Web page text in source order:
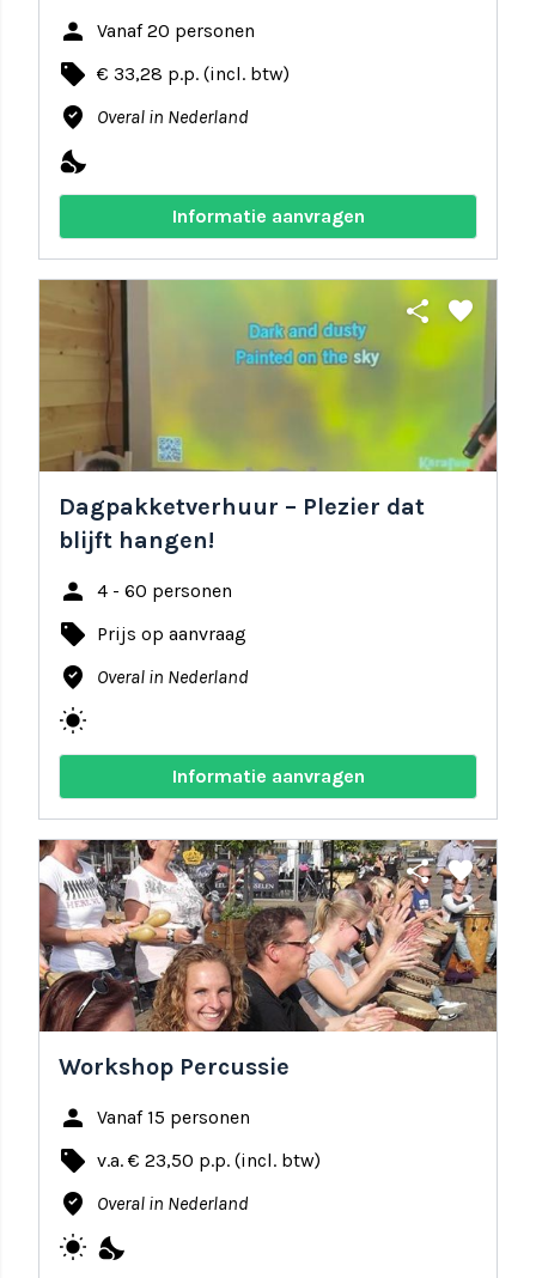
person Vanaf 20 personen
local_offer € 33,28 p.p. (incl. btw)
where_to_vote Overal in Nederland
nights_stay
Informatie aanvragen
share favorite
Dagpakketverhuur – Plezier dat
blijft hangen!
person 4 - 60 personen
local_offer Prijs op aanvraag
where_to_vote Overal in Nederland
wb_sunny
Informatie aanvragen
share favorite
Workshop Percussie
person Vanaf 15 personen
local_offer v.a. € 23,50 p.p. (incl. btw)
where_to_vote Overal in Nederland
wb_sunny nights_stay